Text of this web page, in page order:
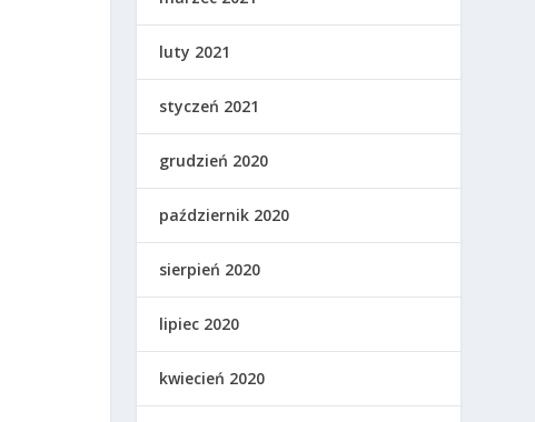
luty 2021
styczeń 2021
grudzień 2020
październik 2020
sierpień 2020
lipiec 2020
kwiecień 2020